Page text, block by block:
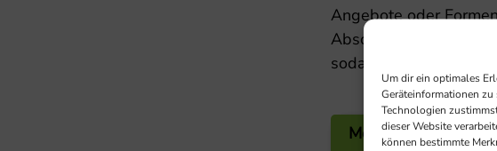
Um dir ein optimales
Geräteinformationen
Technologien
dieser Website
können bestimmte
Angebote oder
Abschließend
sodass direkt
Mehrwert